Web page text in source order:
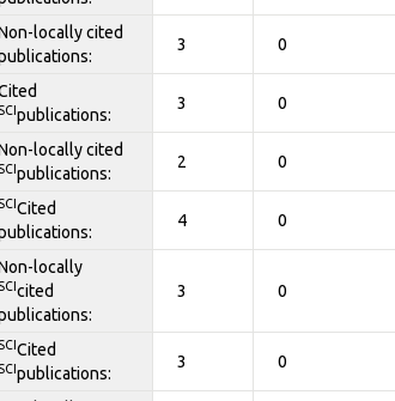
locally cited
3 0
publications:
3 0
locally cited
publications:
2 0
Cited
4 0
locally
cited
3 0
Cited
publications:
3 0